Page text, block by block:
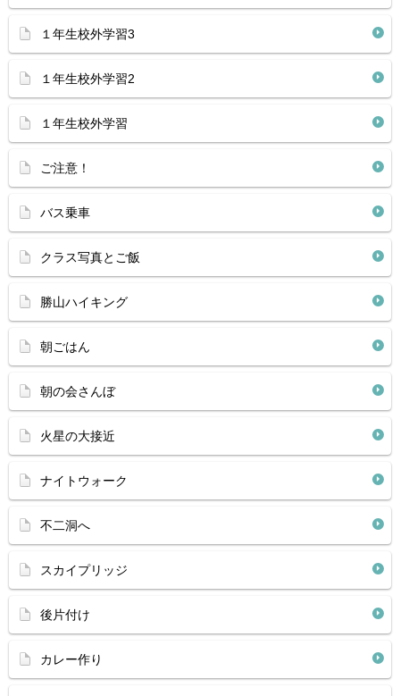
１年生校外学習3
１年生校外学習2
１年生校外学習
ご注意！
バス乗車
クラス写真とご飯
勝山ハイキング
朝ごはん
朝の会さんぼ
火星の大接近
ナイトウォーク
不二洞へ
スカイプリッジ
後片付け
カレー作り